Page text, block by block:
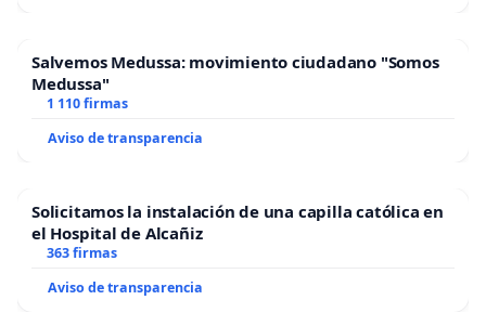
Salvemos Medussa: movimiento ciudadano "Somos
Medussa"
1 110 firmas
Aviso de transparencia
Solicitamos la instalación de una capilla católica en
el Hospital de Alcañiz
363 firmas
Aviso de transparencia